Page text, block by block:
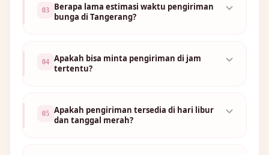
03
Berapa lama estimasi waktu pengiriman
bunga di Tangerang?
04 Apakah bisa minta pengiriman di jam
tertentu?
05 Apakah pengiriman tersedia di hari libur
dan tanggal merah?